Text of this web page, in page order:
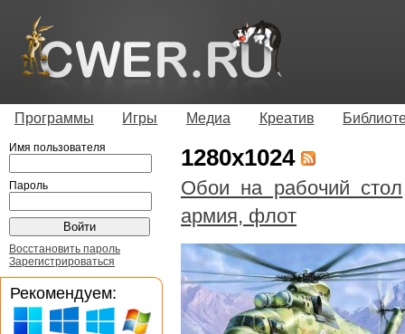
Программы Игры Медиа Креатив
1280x1024
Обои на рабочий стол
армия, флот
Имя пользователя
Пароль
Восстановить пароль
Зарегистрироваться
Рекомендуем: